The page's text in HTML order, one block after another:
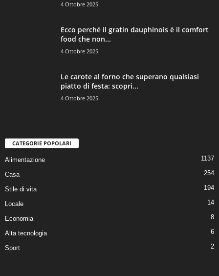
4 Ottobre 2025
Ecco perché il gratin dauphinois è il comfort
food che non...
4 Ottobre 2025
Le carote al forno che superano qualsiasi
piatto di festa: scopri...
4 Ottobre 2025
CATEGORIE POPOLARI
Alimentazione 1137
Casa 254
Stile di vita 194
Locale 14
Economia 8
Alta tecnologia 6
Sport 2